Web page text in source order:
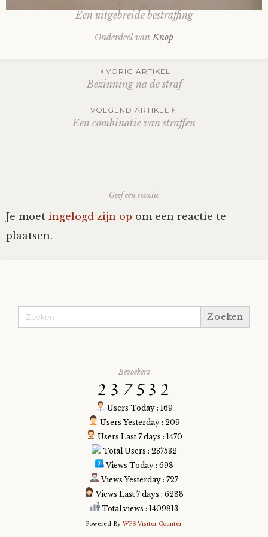
Kersje
Rozemarijn
Een uitgebreide bestraffing
Onderdeel van Knop
navigation
VORIG ARTIKEL
Bezinning na de straf
VOLGEND ARTIKEL
Een combinatie van straffen
Geef een reactie
Je moet ingelogd zijn op om een reactie te
plaatsen.
Zoek
naar:
Bezoekers
Users Today : 169
Users Yesterday : 209
Users Last 7 days : 1470
Total Users : 237532
Views Today : 698
Views Yesterday : 727
Views Last 7 days : 6288
Total views : 1409813
Powered By WPS Visitor Counter